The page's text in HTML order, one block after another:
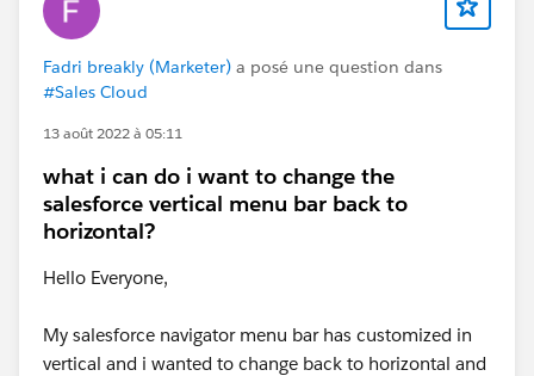
Fadri breakly (Marketer) a posé une question dans
#Sales Cloud
13 août 2022 à 05:11
what i can do i want to change the
salesforce vertical menu bar back to
horizontal?
Hello Everyone,
My salesforce navigator menu bar has customized in
vertical and i wanted to change back to horizontal and